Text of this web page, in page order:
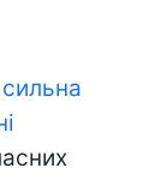
сильна